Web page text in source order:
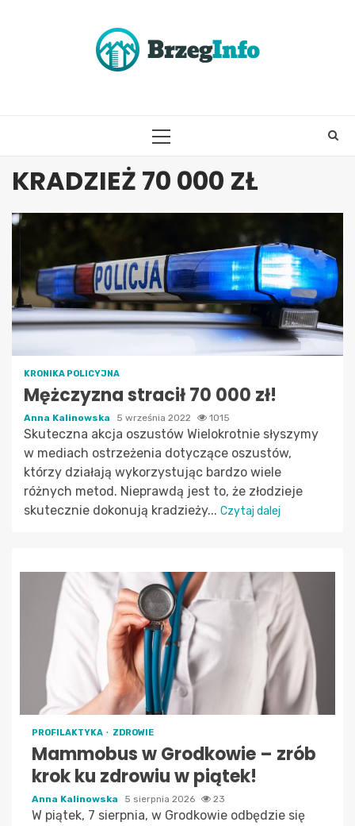
PRIMARY
KRADZIEŻ 70 000 ZŁ
KRONIKA POLICYJNA
Mężczyzna stracił 70 000 zł!
Anna Kalinowska 5 września 2022 1015
Skuteczna akcja oszustów Wielokrotnie słyszymy
w mediach ostrzeżenia dotyczące oszustów,
którzy działają wykorzystując bardzo wiele
różnych metod. Nieprawdą jest to, że złodzieje
skutecznie dokonują kradzieży... Czytaj dalej
PROFILAKTYKA ZDROWIE
Mammobus w Grodkowie – zrób
krok ku zdrowiu w piątek!
Anna Kalinowska 5 sierpnia 2026 23
W piątek, 7 sierpnia, w Grodkowie odbędzie się